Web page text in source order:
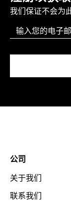
我们保证不会为
Email
公司
关于我们
联系我们